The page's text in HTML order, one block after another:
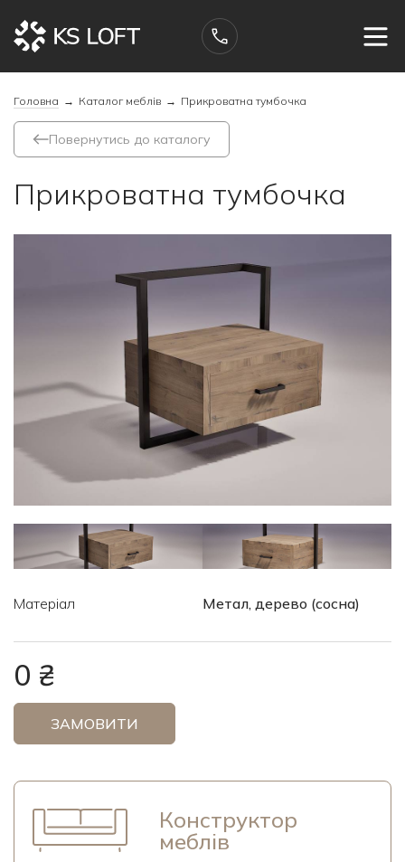
Головна → Каталог меблів → Прикроватна тумбочка
Повернутись до каталогу
Прикроватна тумбочка
Матеріал Метал, дерево (сосна)
0 ₴
ЗАМОВИТИ
Конструктор
меблів